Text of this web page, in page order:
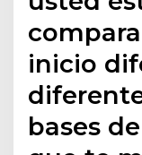
inicio
bases